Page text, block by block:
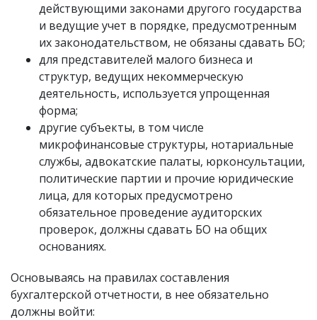
действующими законами другого государства
и ведущие учет в порядке, предусмотренным
их законодательством, не обязаны сдавать БО;
для представителей малого бизнеса и
структур, ведущих некоммерческую
деятельность, используется упрощенная
форма;
другие субъекты, в том числе
микрофинансовые структуры, нотариальные
службы, адвокатские палаты, юрконсультации,
политические партии и прочие юридические
лица, для которых предусмотрено
обязательное проведение аудиторских
проверок, должны сдавать БО на общих
основаниях.
Основываясь на правилах составления
бухгалтерской отчетности, в нее обязательно
должны войти: